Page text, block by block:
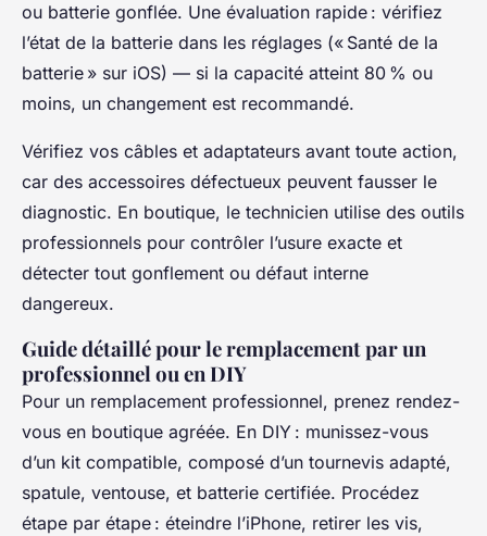
ou batterie gonflée. Une évaluation rapide : vérifiez
l’état de la batterie dans les réglages (« Santé de la
batterie » sur iOS) — si la capacité atteint 80 % ou
moins, un changement est recommandé.
Vérifiez vos câbles et adaptateurs avant toute action,
car des accessoires défectueux peuvent fausser le
diagnostic. En boutique, le technicien utilise des outils
professionnels pour contrôler l’usure exacte et
détecter tout gonflement ou défaut interne
dangereux.
Guide détaillé pour le remplacement par un
professionnel ou en DIY
Pour un remplacement professionnel, prenez rendez-
vous en boutique agréée. En DIY : munissez-vous
d’un kit compatible, composé d’un tournevis adapté,
spatule, ventouse, et batterie certifiée. Procédez
étape par étape : éteindre l’iPhone, retirer les vis,